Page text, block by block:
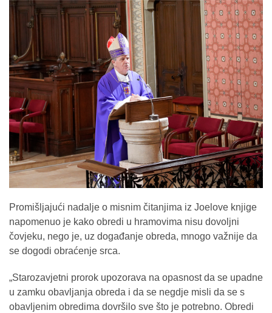
Promišljajući nadalje o misnim čitanjima iz Joelove knjige
napomenuo je kako obredi u hramovima nisu dovoljni
čovjeku, nego je, uz događanje obreda, mnogo važnije da
se dogodi obraćenje srca.
„Starozavjetni prorok upozorava na opasnost da se upadne
u zamku obavljanja obreda i da se negdje misli da se s
obavljenim obredima dovršilo sve što je potrebno. Obredi